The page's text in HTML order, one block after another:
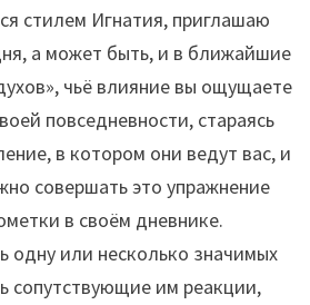
стилем Игнатия, приглашаю
а может быть, и в ближайшие
чьё влияние вы ощущаете
повседневности, стараясь
в котором они ведут вас, и
совершать это упражнение
в своём дневнике.
одну или несколько значимых
сопутствующие им реакции,